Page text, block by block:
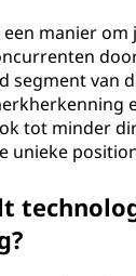
manier om
segment van
tot minder
unieke